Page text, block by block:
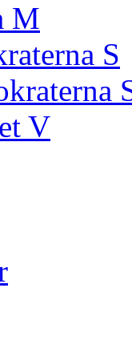
M
S
V